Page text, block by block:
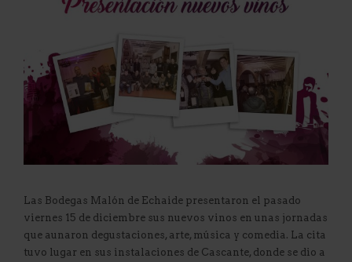
Las Bodegas Malón de Echaide presentaron el pasado
viernes 15 de diciembre sus nuevos vinos en unas jornadas
que aunaron degustaciones, arte, música y comedia. La cita
tuvo lugar en sus instalaciones de Cascante, donde se dio a